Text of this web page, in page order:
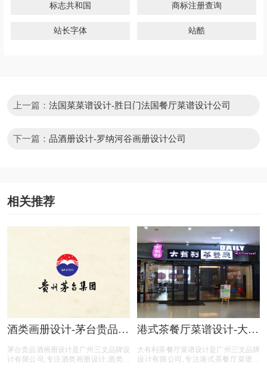
标志共和国 商标注册查询
站长字体 站酷
上一篇： 法国菜菜谱设计-胜日门法国餐厅菜谱设计公司
下一篇： 品酒册设计-罗纳河谷画册设计公司
相关推荐
酒类画册设计-茅台贵品酒
茅台贵品酒画册设计是广州三文品牌设
计有限公司,专注酒类画册设计,酒类行
港式茶餐厅菜谱设计-大有
大有利茶餐厅菜谱设计是广州三文品牌
设计有限公司,专注港式茶餐厅菜谱设